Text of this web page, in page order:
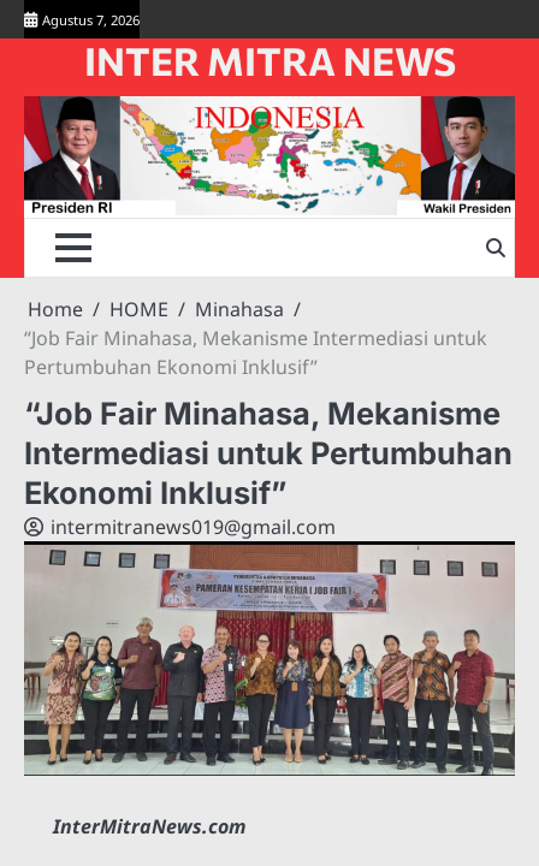
Skip
to
Agustus 7, 2026
INTER MITRA NEWS
Home HOME
Minahasa
“Job Fair Minahasa, Mekanisme Intermediasi untuk
Pertumbuhan Ekonomi Inklusif”
“Job Fair Minahasa, Mekanisme
Intermediasi untuk Pertumbuhan
Ekonomi Inklusif”
intermitranews019@gmail.com
InterMitraNews.com